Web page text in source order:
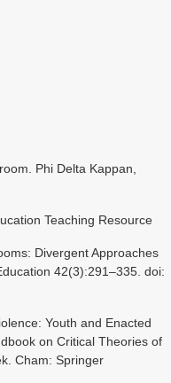
Phi Delta Kappan,
Teaching Resource
Divergent Approaches
42(3):291–335. doi:
Youth and Enacted
on Critical Theories of
Cham: Springer